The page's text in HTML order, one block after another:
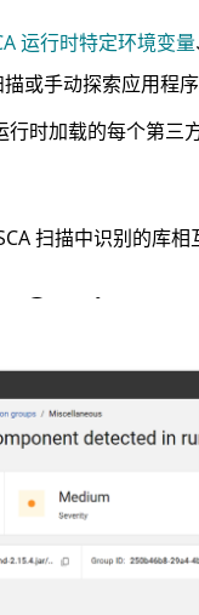
运行时特定环境变量
或手动探索应用程序
时加载的每个第三方
扫描中识别的库相